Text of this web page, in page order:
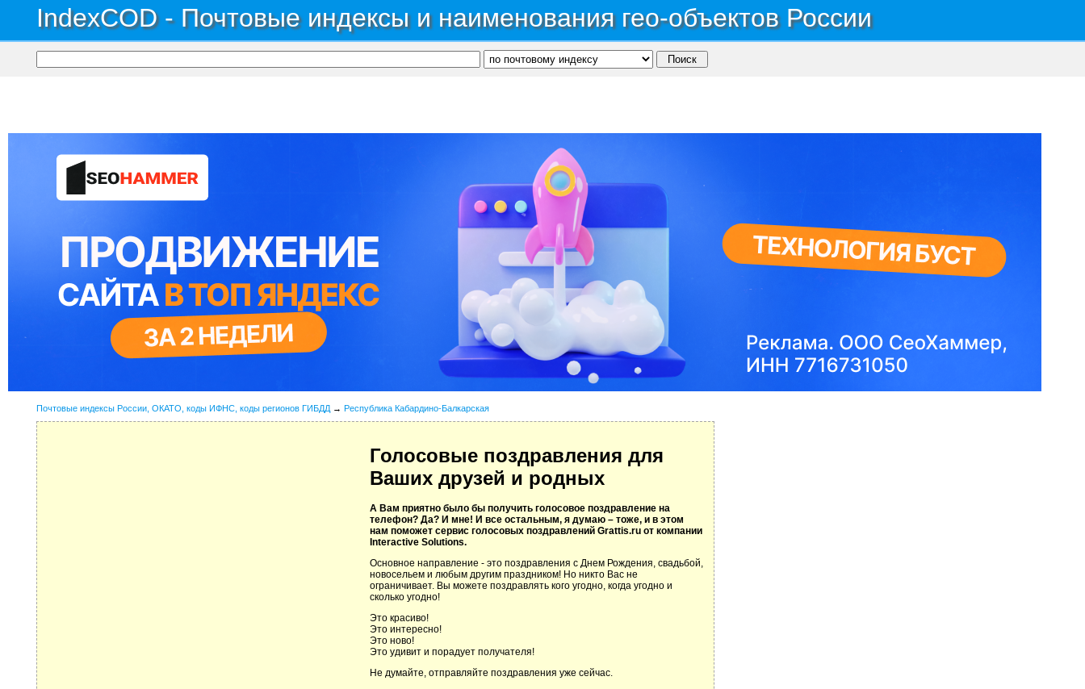
IndexCOD - Почтовые индексы и наименования гео-объектов России
Почтовые индексы России, ОКАТО, коды ИФНС, коды регионов ГИБДД → Республика Кабардино-Балкарская
Голосовые поздравления для
Ваших друзей и родных
А Вам приятно было бы получить голосовое поздравление на
телефон? Да? И мне! И все остальным, я думаю – тоже, и в этом
нам поможет сервис голосовых поздравлений Grattis.ru от компании
Interactive Solutions.
Основное направление - это поздравления с Днем Рождения, свадьбой,
новосельем и любым другим праздником! Но никто Вас не
ограничивает. Вы можете поздравлять кого угодно, когда угодно и
сколько угодно!
Это красиво!
Это интересно!
Это ново!
Это удивит и порадует получателя!
Не думайте, отправляйте поздравления уже сейчас.